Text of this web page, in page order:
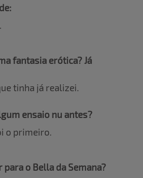
fantasia erótica? Já
tinha já realizei.
ensaio nu antes?
o primeiro.
para o Bella da Semana?